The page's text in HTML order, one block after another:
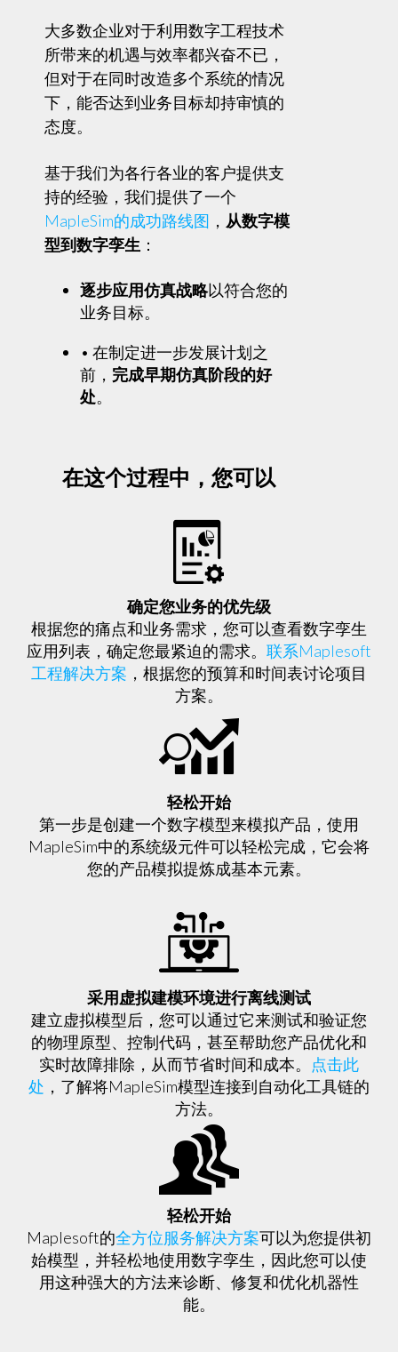
大多数企业对于利用数字工程技术
所带来的机遇与效率都兴奋不已，
但对于在同时改造多个系统的情况
下，能否达到业务目标却持审慎的
态度。
基于我们为各行各业的客户提供支
持的经验，我们提供了一个
MapleSim的成功路线图 ， 从数字模
型到数字孪生 ：
逐步应用仿真战略以符合您的
业务目标。
• 在制定进一步发展计划之
前， 完成早期仿真阶段的好
处。
在这个过程中，您可以
确定您业务的优先级
根据您的痛点和业务需求，您可以查看数字孪生
应用列表，确定您最紧迫的需求。 联系Maplesoft
工程解决方案 ，根据您的预算和时间表讨论项目
方案。
轻松开始
第一步是创建一个数字模型来模拟产品，使用
MapleSim中的系统级元件可以轻松完成，它会将
您的产品模拟提炼成基本元素。
采用虚拟建模环境进行离线测试
建立虚拟模型后，您可以通过它来测试和验证您
的物理原型、控制代码，甚至帮助您产品优化和
实时故障排除，从而节省时间和成本。 点击此
处 ，了解将MapleSim模型连接到自动化工具链的
方法。
轻松开始
Maplesoft的全方位服务解决方案可以为您提供初
始模型，并轻松地使用数字孪生，因此您可以使
用这种强大的方法来诊断、修复和优化机器性
能。